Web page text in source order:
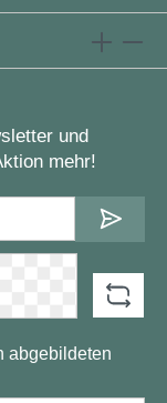
und
mehr!
abgebildeten